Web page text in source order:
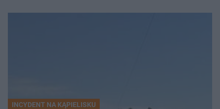
INCYDENT NA KĄPIELISKU